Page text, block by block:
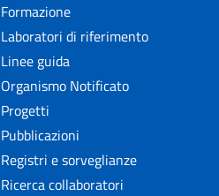
Formazione
Laboratori di riferimento
Linee guida
Organismo Notificato
Progetti
Pubblicazioni
Registri e sorveglianze
Ricerca collaboratori